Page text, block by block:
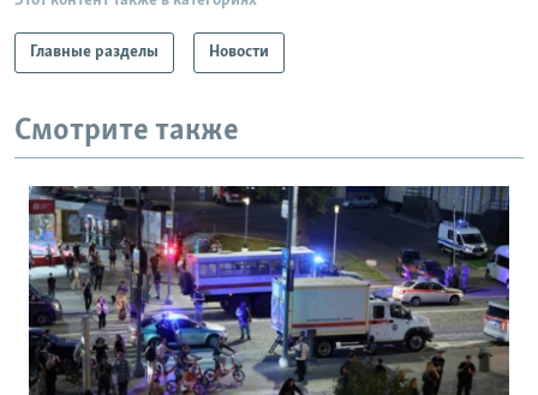
Главные разделы Новости
Смотрите также